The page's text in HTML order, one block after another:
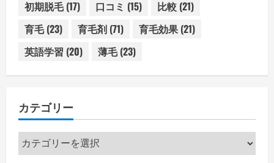
初期脱毛(17) 口コミ (15) 比較 (21)
育毛(23) 育毛剤 (71) 育毛効果 (21)
英語学習 (20) 薄毛(23)
カテゴリー
カ
テ